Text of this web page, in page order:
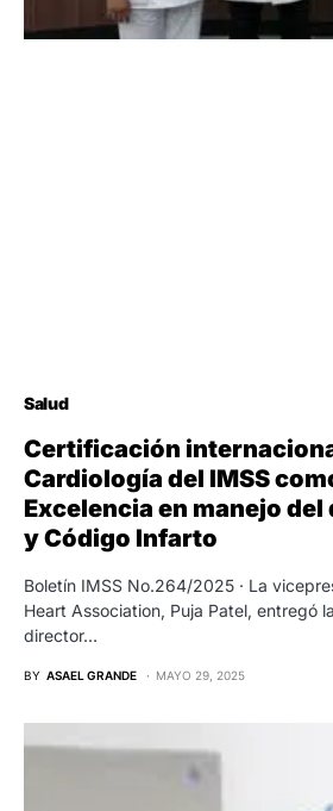
Salud
Certificación
Cardiología del IMSS
Excelencia en manejo
y Código Infarto
Boletín IMSS No.264/2025 · La
Heart Association, Puja Patel, entregó
director…
BY ASAEL GRANDE MAYO 29, 2025